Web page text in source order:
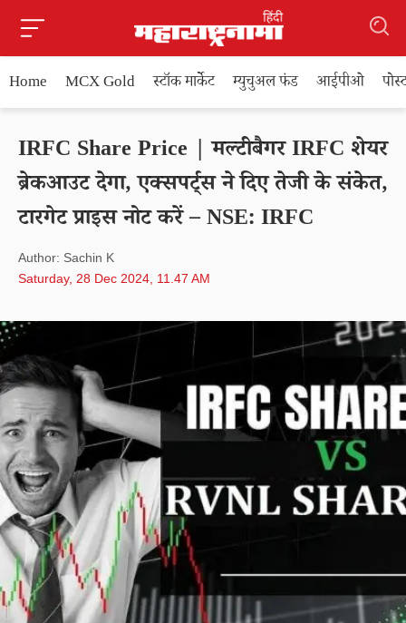
Home MCX Gold स्टॉक मार्केट म्युचुअल फंड आईपीओ
IRFC Share Price | मल्टीबैगर IRFC शेयर
ब्रेकआउट देगा, एक्सपर्ट्स ने दिए तेजी के संकेत,
टारगेट प्राइस नोट करें – NSE: IRFC
Author: Sachin K
Saturday, 28 Dec 2024, 11.47 AM